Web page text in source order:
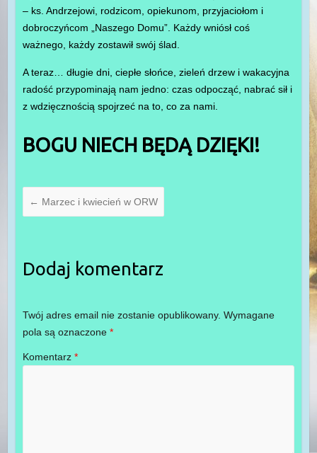
– ks. Andrzejowi, rodzicom, opiekunom, przyjaciołom i
dobroczyńcom „Naszego Domu”. Każdy wniósł coś
ważnego, każdy zostawił swój ślad.
A teraz… długie dni, ciepłe słońce, zieleń drzew i wakacyjna
radość przypominają nam jedno: czas odpocząć, nabrać sił i
z wdzięcznością spojrzeć na to, co za nami.
BOGU NIECH BĘDĄ DZIĘKI!
← Marzec i kwiecień w ORW
Dodaj komentarz
Twój adres email nie zostanie opublikowany. Wymagane
pola są oznaczone *
Komentarz *